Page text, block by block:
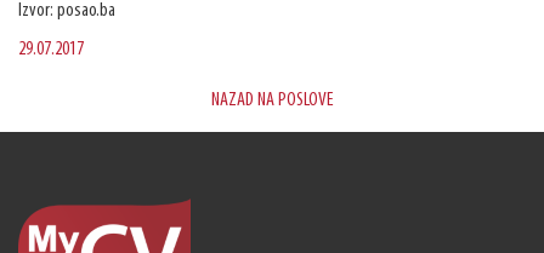
Izvor: posao.ba
29.07.2017
NAZAD NA POSLOVE